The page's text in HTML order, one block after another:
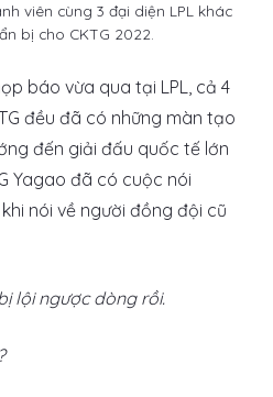
viên cùng 3 đại diện LPL khác
bị cho CKTG 2022.
báo vừa qua tại LPL, cả 4
đều đã có những màn tạo
đến giải đấu quốc tế lớn
Yagao đã có cuộc nói
nói về người đồng đội cũ
lội ngược dòng rồi.